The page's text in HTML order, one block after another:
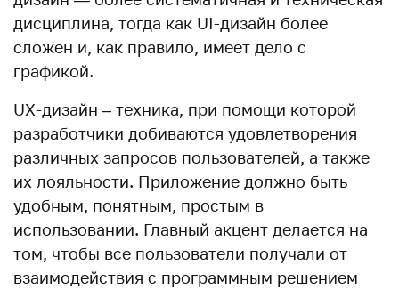
дисциплина, тогда как UI-дизайн более
сложен и, как правило, имеет дело с
графикой.
UX-дизайн – техника, при помощи которой
разработчики добиваются удовлетворения
различных запросов пользователей, а также
их лояльности. Приложение должно быть
удобным, понятным, простым в
использовании. Главный акцент делается на
том, чтобы все пользователи получали от
взаимодействия с программным решением